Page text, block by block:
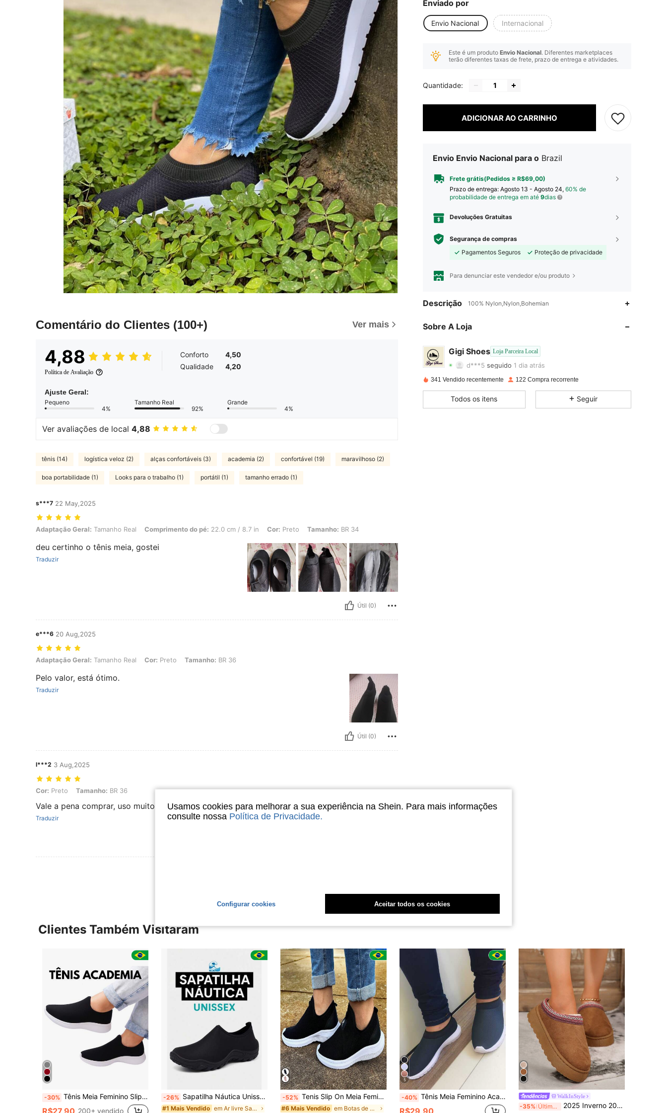
Comentário do Clientes (100+) Ver mais
4,88
Política de Avaliação
Conforto
4,50
Qualidade
4,20
Ajuste Geral:
Pequeno
4%
Tamanho Real
92%
Grande
4%
Ver avaliações de local 4,88
tênis (14) logística veloz (2) alças confortáveis (3) academia (2) confortável (19) maravilhoso (2)
boa portabilidade (1) Looks para o trabalho (1) portátil (1) tamanho errado (1)
s***7 22 May,2025
Adaptação Geral: Tamanho Real, Comprimento do pé: 22.0 cm / 8.7 in, Cor: Preto, Tamanho: BR 34
Adaptação Geral: Tamanho Real Comprimento do pé: 22.0 cm / 8.7 in Cor: Preto Tamanho: BR 34
deu certinho o tênis meia, gostei
Traduzir
Útil (0)
e***6 20 Aug,2025
Adaptação Geral: Tamanho Real, Cor: Preto, Tamanho: BR 36
Adaptação Geral: Tamanho Real Cor: Preto Tamanho: BR 36
Pelo valor, está ótimo.
Traduzir
Útil (0)
l***2 3 Aug,2025
Cor: Preto, Tamanho: BR 36
Cor: Preto Tamanho: BR 36
Vale a pena comprar, uso muito e é confortável
Traduzir
Enviado por
Envio Nacional Internacional
Este é um produto Envio Nacional. Diferentes marketplaces
terão diferentes taxas de frete, prazo de entrega e atividades.
Quantidade:
ADICIONAR AO CARRINHO
Envio Envio Nacional para o Brazil
Frete grátis(Pedidos ≥ R$69,00)
Prazo de entrega: Agosto 13 - Agosto 24, 60% de
probabilidade de entrega em até 9dias
Devoluções Gratuitas
Segurança de compras
Pagamentos Seguros
Proteção de privacidade
Para denunciar este vendedor e/ou produto
Descrição 100% Nylon,Nylon,Bohemian
Sobre A Loja
Gigi Shoes Loja Parceira Local
4,90 9 365
4,90
4,90 9 365
d***5 seguido 1 dia atrás
4,90 Classificação 9 Itens 365
4,90 9 365
341 Vendido recentemente 122 Compra recorrente
Todos os itens Seguir
Clientes Também Visitaram
-30% Tênis Meia Feminino Slip On Calce Fácil Leve Confortável Ortopédico Caminhada Academia Trabalho
R$27,90 200+ vendido
-26% Sapatilha Náutica Unissex Neoprene Antiderrapante Ideal para Praia, Cachoeira e Esportes Aquáticos
#1 Mais Vendido em Ar livre Sapatos Femininos Outdoor
-52% Tenis Slip On Meia Feminino Esportivo Academia Caminhada Leve Confortável
#6 Mais Vendido em Botas de caminhada femininas
5
-40% Tênis Meia Feminino Academia Caminhada Trabalho
R$29,90
WalkInStyle
-35% Últimas 6 hrs 2025 Inverno 2024 Novo Chinelo Deslizante Plano Forrado de Lã de Carneiro Mulheres Peludo Fofo Peludo Chinelos Fechados Deslizantes, Botas de Inverno, Botas de Neve
Usamos cookies para melhorar a sua experiência na Shein. Para mais informações
consulte nossa Política de Privacidade.
Configurar cookies Aceitar todos os cookies